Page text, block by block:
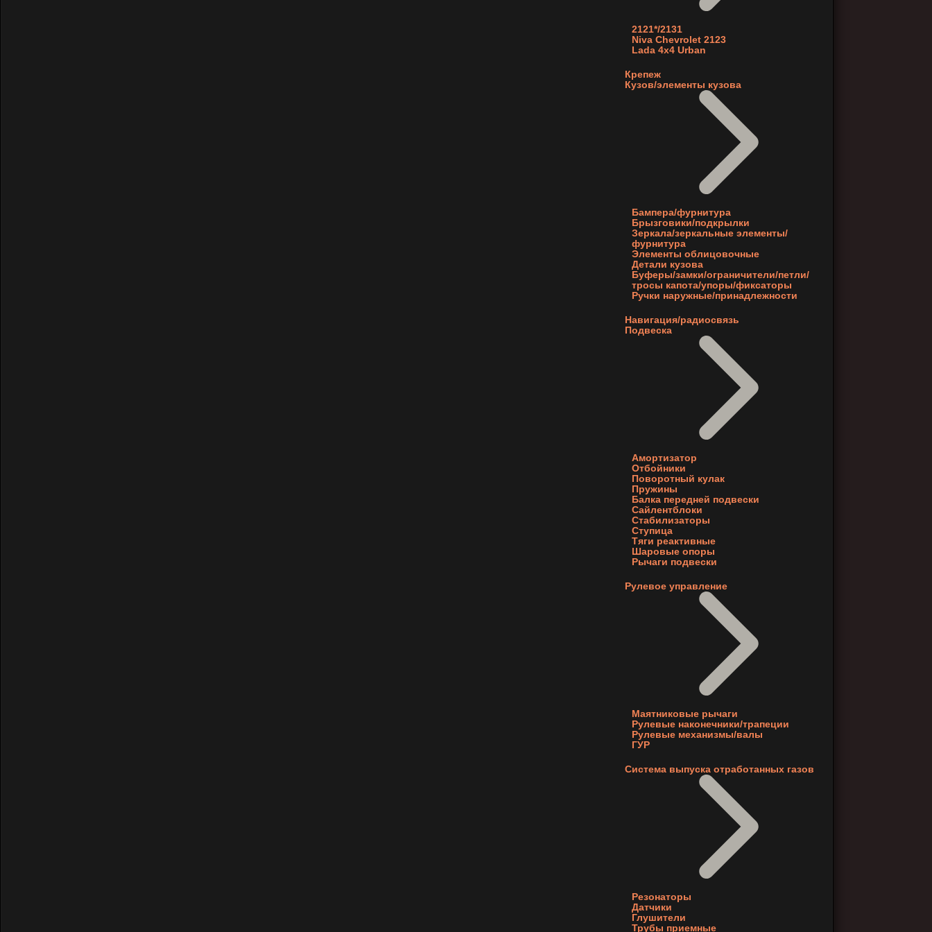
2121*/2131
Niva Chevrolet 2123
Lada 4x4 Urban
Крепеж
Кузов/элементы кузова
Бампера/фурнитура
Брызговики/подкрылки
Зеркала/зеркальные элементы/
фурнитура
Элементы облицовочные
Детали кузова
Буферы/замки/ограничители/петли/
тросы капота/упоры/фиксаторы
Ручки наружные/принадлежности
Навигация/радиосвязь
Подвеска
Амортизатор
Отбойники
Поворотный кулак
Пружины
Балка передней подвески
Сайлентблоки
Стабилизаторы
Ступица
Тяги реактивные
Шаровые опоры
Рычаги подвески
Рулевое управление
Маятниковые рычаги
Рулевые наконечники/трапеции
Рулевые механизмы/валы
ГУР
Система выпуска отработанных газов
Резонаторы
Датчики
Глушители
Трубы приемные